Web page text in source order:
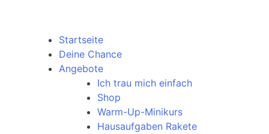
Startseite
Deine Chance
Angebote
Ich trau mich einfach
Shop
Warm-Up-Minikurs
Hausaufgaben Rakete